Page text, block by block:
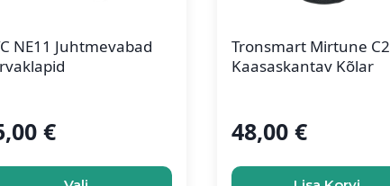
NE11 Juhtmevabad
€
Tronsmart Mirtune C2
Kaasaskantav Kõlar
48,00 €